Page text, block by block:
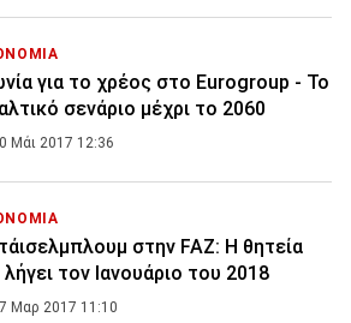
για το χρέος στο Eurogroup - Το
σενάριο μέχρι το 2060
Μάι 2017 12:36
στην FAZ: Η θητεία
τον Ιανουάριο του 2018
Μαρ 2017 11:10